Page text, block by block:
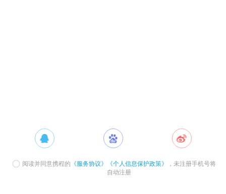
阅读并同意携程的 《服务协议》 《个人信息保护政策》
，未注册手机号将
自动注册